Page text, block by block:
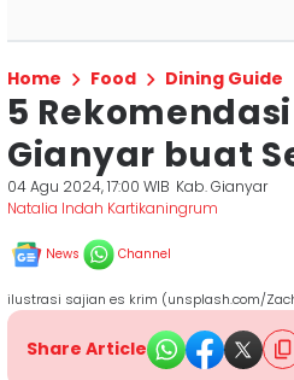
Home Food Dining Guide
5
Gianyar buat
04 Agu 2024, 17:00 WIB Kab. Gianyar
Natalia Indah Kartikaningrum
News Channel
ilustrasi sajian es krim (unsplash.com/
Share Article